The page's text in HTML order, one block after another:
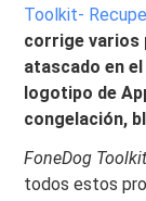
Toolkit-
corrige varios
atascado en
logotipo de
congelación,
FoneDog
todos estos